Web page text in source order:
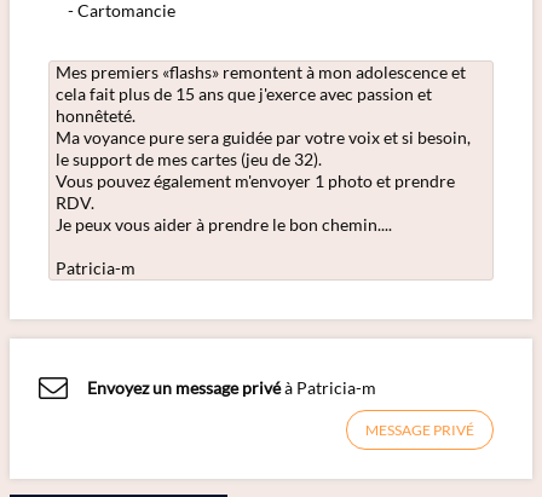
Cartomancie
Mes premiers «flashs» remontent à mon adolescence et
cela fait plus de 15 ans que j'exerce avec passion et
honnêteté.
Ma voyance pure sera guidée par votre voix et si besoin,
le support de mes cartes (jeu de 32).
Vous pouvez également m'envoyer 1 photo et prendre
RDV.
Je peux vous aider à prendre le bon chemin....
Patricia-m
Envoyez un message privéà Patricia-m
MESSAGE PRIVÉ